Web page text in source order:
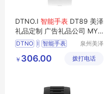
DTNO.I 智能手表 DT89 美泽
礼品定制 广告礼品公司 MY-
XKY-L5-13
DTNO I 智能手表
XKY L5 13
泉州美泽
公司
￥ 306.00 拨打电话